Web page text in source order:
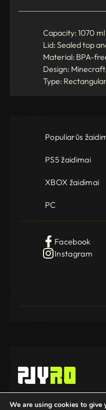
Capacity: 1070 ml
Lid: Sealed top
Material: BPA-
Design:
Type:
Gamedog OÜ
Populiarūs
PS5 žaidimai
XBOX žaidimai
PC
Facebook
Instagram
We are using cookies to give